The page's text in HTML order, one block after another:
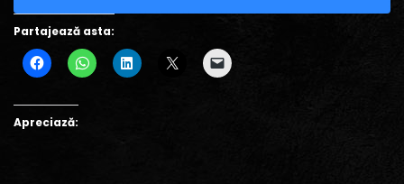
Partajează asta:
Apreciază: